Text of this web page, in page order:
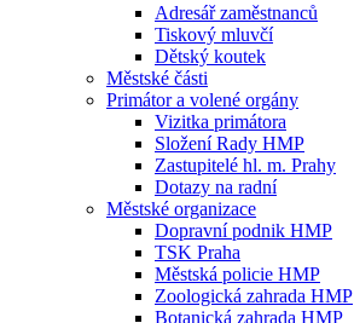
Adresář zaměstnanců
Tiskový mluvčí
Dětský koutek
Městské části
Primátor a volené orgány
Vizitka primátora
Složení Rady HMP
Zastupitelé hl. m. Prahy
Dotazy na radní
Městské organizace
Dopravní podnik HMP
TSK Praha
Městská policie HMP
Zoologická zahrada HMP
Botanická zahrada HMP